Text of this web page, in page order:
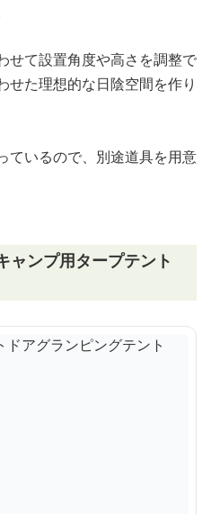
せて設置角度や高さを調整で
せた理想的な日陰空間を作り
ているので、別途道具を用意
ャンプ用タープテント